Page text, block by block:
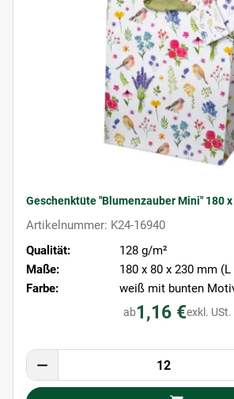
Geschenktüte "Blumenzauber Mini" 180
Artikelnummer: K24-16940
Qualität:
128 g/m²
Maße:
180 x 80 x 230 mm (L
Farbe:
weiß mit bunten
ab1,16 €exkl. USt.